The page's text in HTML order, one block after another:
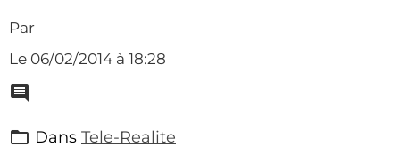
Par
Le 06/02/2014 à 18:28
Dans Tele-Realite